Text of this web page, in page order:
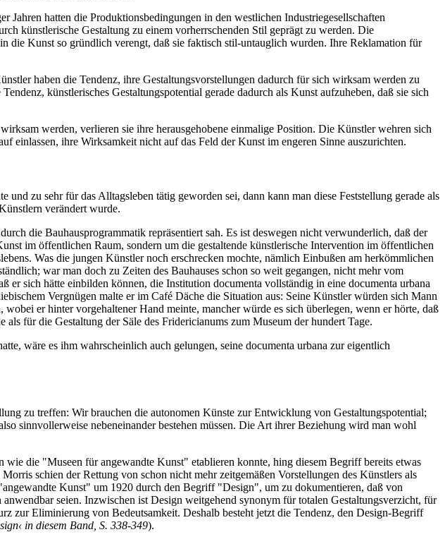
hatten die Produktionsbedingungen in den westlichen Industriegesellschaften
künstlerische Gestaltung zu einem vorherrschenden Stil geprägt zu werden. Die
die Kunst so gründlich verengt, daß sie faktisch stil-untauglich wurden. Ihre Reklamation für
haben die Tendenz, ihre Gestaltungsvorstellungen dadurch für sich wirksam werden zu
künstlerisches Gestaltungspotential gerade dadurch als Kunst aufzuheben, daß sie sich
werden, verlieren sie ihre herausgehobene einmalige Position. Die Künstler wehren sich
einlassen, ihre Wirksamkeit nicht auf das Feld der Kunst im engeren Sinne auszurichten.
zu sehr für das Alltagsleben tätig geworden sei, dann kann man diese Feststellung gerade als
verändert wurde.
die Bauhausprogrammatik repräsentiert sah. Es ist deswegen nicht verwunderlich, daß der
im öffentlichen Raum, sondern um die gestaltende künstlerische Intervention im öffentlichen
Was die jungen Künstler noch erschrecken mochte, nämlich Einbußen am herkömmlichen
war man doch zu Zeiten des Bauhauses schon so weit gegangen, nicht mehr vom
sich hätte einbilden können, die Institution documenta vollständig in eine documenta urbana
Vergnügen malte er im Café Däche die Situation aus: Seine Künstler würden sich Mann
er hinter vorgehaltener Hand meinte, mancher würde es sich überlegen, wenn er hörte, daß
für die Gestaltung der Säle des Fridericianums zum Museum der hundert Tage.
wäre es ihm wahrscheinlich auch gelungen, seine documenta urbana zur eigentlich
zu treffen: Wir brauchen die autonomen Künste zur Entwicklung von Gestaltungspotential;
sinnvollerweise nebeneinander bestehen müssen. Die Art ihrer Beziehung wird man wohl
die "Museen für angewandte Kunst" etablieren konnte, hing diesem Begriff bereits etwas
schien der Rettung von schon nicht mehr zeitgemäßen Vorstellungen des Künstlers als
Kunst" um 1920 durch den Begriff "Design", um zu dokumentieren, daß von
seien. Inzwischen ist Design weitgehend synonym für totalen Gestaltungsverzicht, für
Eliminierung von Bedeutsamkeit. Deshalb besteht jetzt die Tendenz, den Design-Begriff
in diesem Band, S. 338-349).